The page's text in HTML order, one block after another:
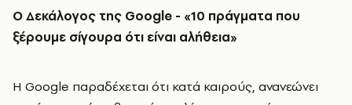
Ο Δεκάλογος της Google - «10 πράγματα που
ξέρουμε σίγουρα ότι είναι αλήθεια»
Η Google παραδέχεται ότι κατά καιρούς, ανανεώνει